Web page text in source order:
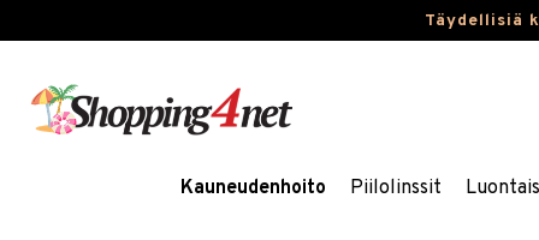
Täydellisiä
Kauneudenhoito Piilolinssit